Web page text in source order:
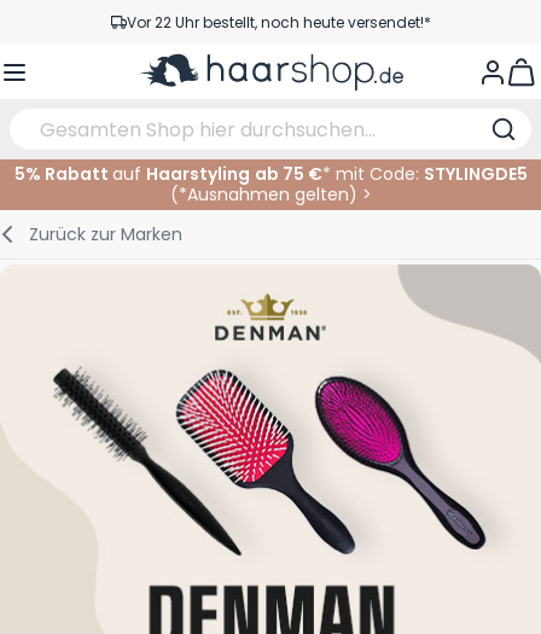
Zum Inhalt springenVor 22 Uhr bestellt, noch heute versendet!*
Versandkostenfrei ab 39 €
Haarpflege
Gesichtspflege
Bräunungsprodukte
Augenpflege
Augenbrauen
Zubehör
Gesicht
Nagelprodukte
Haarprodukte
Elektrisch
Im Salon
Dauernwelle
5% Rabatt auf Haarstyling ab 75 €* mit Code: STYLINGDE5
(*Ausnahmen gelten) >
Zurück zur Marken